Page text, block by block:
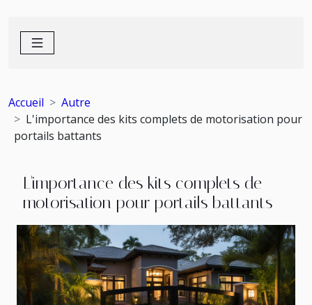
Accueil
Autre
L'importance des kits complets de motorisation pour
portails battants
L'importance des kits complets de
motorisation pour portails battants